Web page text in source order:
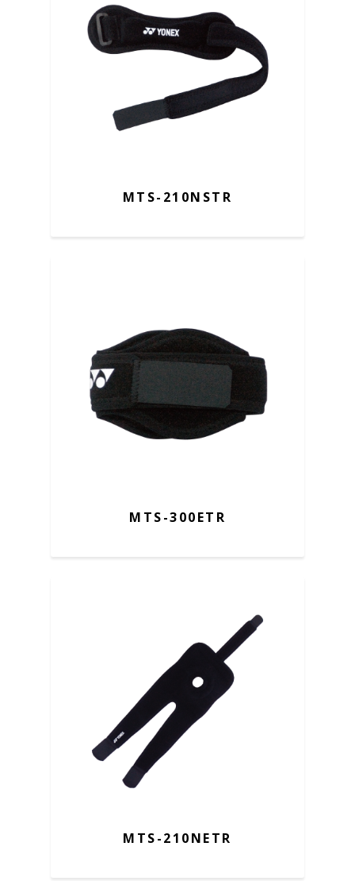
MTS-210NSTR
MTS-300ETR
MTS-210NETR